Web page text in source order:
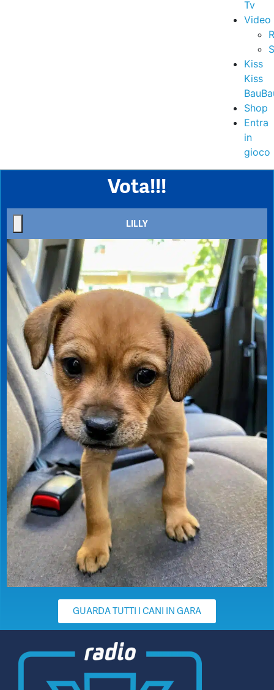
Tv
Video
Kiss
Kiss
Shop
Entra
in
gioco
Vota!!!
LILLY
GUARDA TUTTI I CANI IN GARA